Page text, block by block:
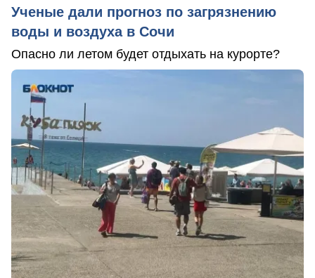
Ученые дали прогноз по загрязнению
воды и воздуха в Сочи
Опасно ли летом будет отдыхать на курорте?